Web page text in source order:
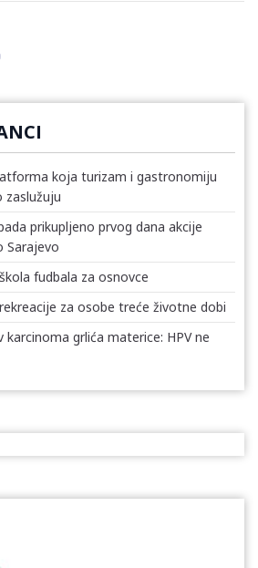
koja turizam i gastronomiju
zaslužuju
prikupljeno prvog dana akcije
Sarajevo
fudbala za osnovce
za osobe treće životne dobi
grlića materice: HPV ne